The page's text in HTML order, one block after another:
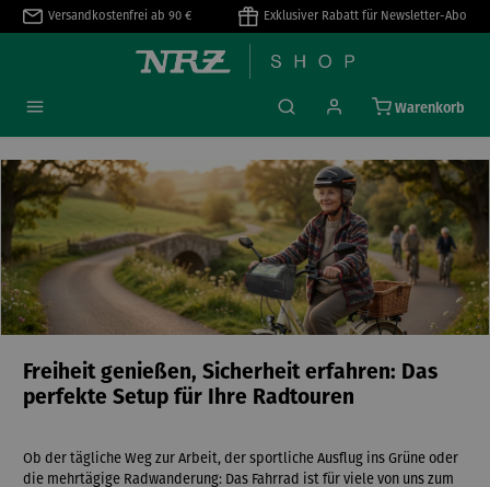
springen
Versandkostenfrei ab 90 € Exklusiver Rabatt für Newsletter-Abo
Warenkorb
Freiheit genießen, Sicherheit erfahren: Das
perfekte Setup für Ihre Radtouren
Ob der tägliche Weg zur Arbeit, der sportliche Ausflug ins Grüne oder
die mehrtägige Radwanderung: Das Fahrrad ist für viele von uns zum